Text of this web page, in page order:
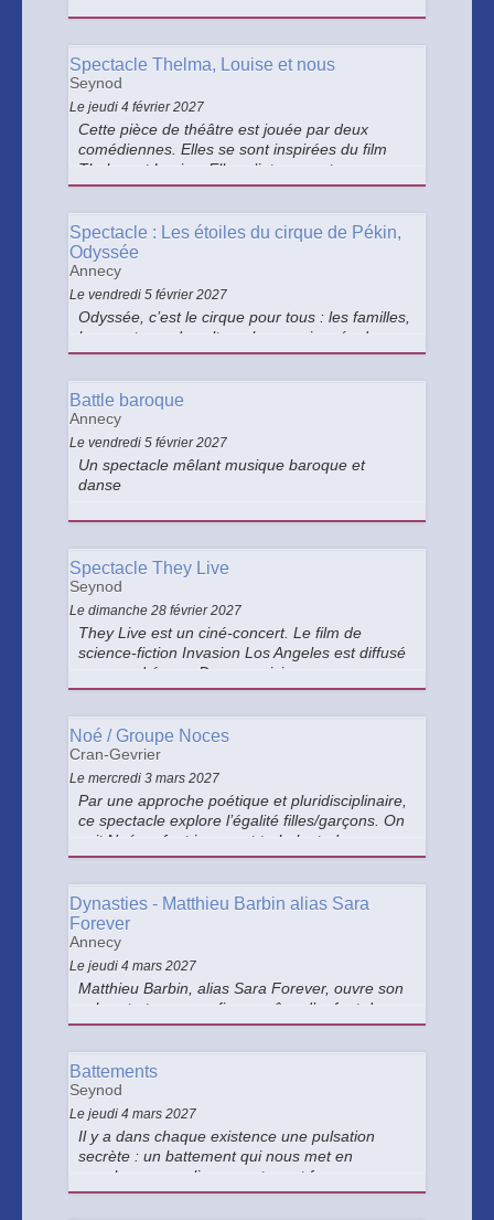
se projette des animations immersives et
vitaminée, jouée en direct.
Spectacle Thelma, Louise et nous
Seynod
Le jeudi 4 février 2027
Cette pièce de théâtre est jouée par deux
comédiennes. Elles se sont inspirées du film
Thelma et Louise. Elles s’interrogent sur
l’actualité des thèmes du film dans leurs vies.
Spectacle : Les étoiles du cirque de Pékin,
Odyssée
Annecy
Le vendredi 5 février 2027
Odyssée, c’est le cirque pour tous : les familles,
les amateurs de culture, les passionnés de
musique et de danse, et même ceux pour qui le
qu’ils changeront d’avis après Odyssée.
Battle baroque
Annecy
Le vendredi 5 février 2027
Un spectacle mêlant musique baroque et
danse
Spectacle They Live
Seynod
Le dimanche 28 février 2027
They Live est un ciné-concert. Le film de
science-fiction Invasion Los Angeles est diffusé
sur grand écran. Deux musiciens
accompagnent le film en direct.
Noé / Groupe Noces
Cran-Gevrier
Le mercredi 3 mars 2027
Par une approche poétique et pluridisciplinaire,
ce spectacle explore l’égalité filles/garçons. On
suit Noé, enfant joueur et turbulent, dans un
récit mêlant marionnette, danse et vidéo,
vivre-ensemble.
Dynasties - Matthieu Barbin alias Sara
Forever
Annecy
Le jeudi 4 mars 2027
Matthieu Barbin, alias Sara Forever, ouvre son
cabaret et nous confie son rêve d’enfant de
devenir star. Dans son cabinet de curiosités
Minnelli, Miley Cyrus, et sa mère Marylis.
Battements
Seynod
Le jeudi 4 mars 2027
Il y a dans chaque existence une pulsation
secrète : un battement qui nous met en
marche, nous relie aux autres et façonne nos
trajectoires.